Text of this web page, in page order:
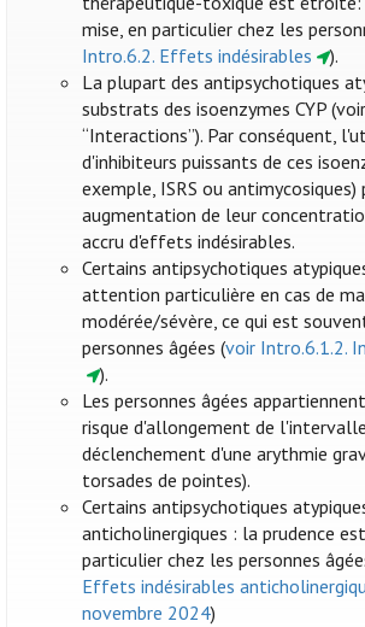
mise, en particulier chez les
Intro.6.2. Effets indésirables
).
La plupart des antipsychotiques
substrats des isoenzymes CYP
“Interactions”). Par conséquent,
d'inhibiteurs puissants de ces
exemple, ISRS ou
augmentation de leur
accru d'effets indésirables.
Certains antipsychotiques
attention particulière en cas de
modérée/sévère, ce qui est
personnes âgées (voir Intro.6.1.2.
).
Les personnes âgées
risque d'allongement de
déclenchement d'une arythmie
torsades de pointes).
Certains antipsychotiques
anticholinergiques : la prudence
particulier chez les personnes
Effets indésirables
novembre 2024)